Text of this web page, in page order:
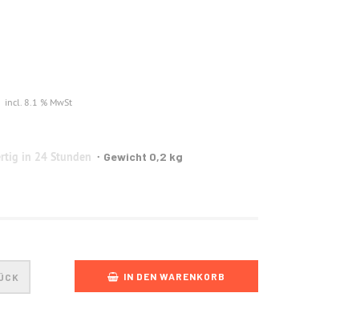
incl. 8.1 % MwSt
in 24 Stunden Gewicht 0,2 kg
IN DEN WARENKORB